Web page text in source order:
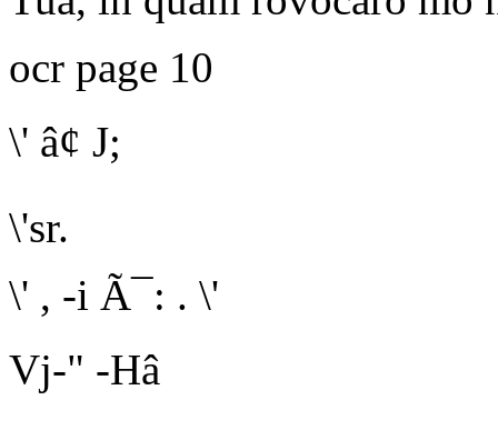
ocr page 10
\' â¢ J;
\'sr.
\' , -i Ã¯: . \'
Vj-" -Hâ